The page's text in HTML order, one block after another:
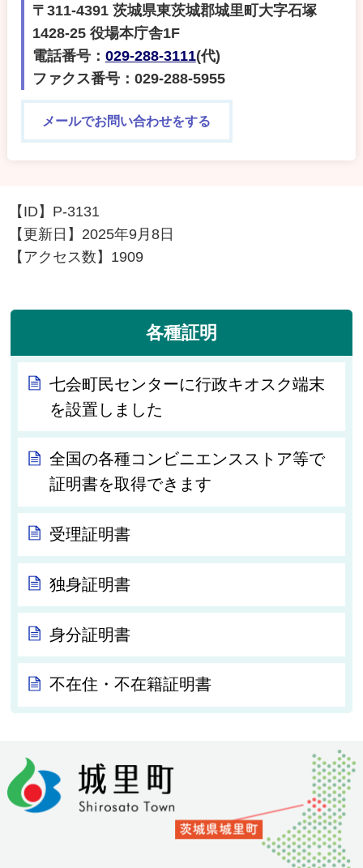
〒311-4391 茨城県東茨城郡城里町大字石塚
1428-25 役場本庁舎1F
電話番号： 029-288-3111(代)
ファクス番号：029-288-5955
メールでお問い合わせをする
【ID】 P-3131
【更新日】 2025年9月8日
【アクセス数】 1909
各種証明
七会町民センターに行政キオスク端末
を設置しました
全国の各種コンビニエンスストア等で
証明書を取得できます
受理証明書
独身証明書
身分証明書
不在住・不在籍証明書